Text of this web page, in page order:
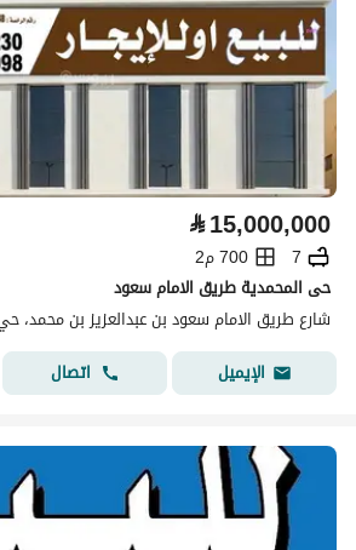
⃁15,000,000
7
700 م2
حى المحمدية طريق الامام سعود
الإيميل
اتصال